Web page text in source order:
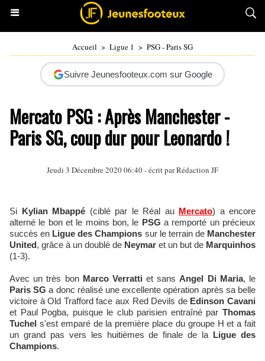
Accueil > Ligue 1 > PSG - Paris SG
Suivre Jeunesfooteux.com sur Google
Mercato PSG : Après Manchester -
Paris SG, coup dur pour Leonardo !
Jeudi 3 Décembre 2020 06:40 - écrit par Rédaction JF
Si Kylian Mbappé (ciblé par le Réal au Mercato) a encore
alterné le bon et le moins bon, le PSG a remporté un précieux
succès en Ligue des Champions sur le terrain de Manchester
United, grâce à un doublé de Neymar et un but de Marquinhos
(1-3).
Avec un très bon Marco Verratti et sansAngel Di Maria, le
Paris SG a donc réalisé une excellente opération après sa belle
victoire à Old Trafford face aux Red Devils de Edinson Cavani
et Paul Pogba, puisque le club parisien entraîné par Thomas
Tuchel s'est emparé de la première place du groupe H et a fait
un grand pas vers les huitièmes de finale de la Ligue des
Champions.